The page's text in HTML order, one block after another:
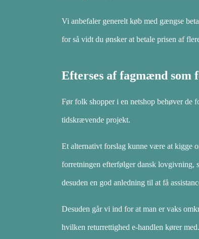
Vi anbefaler generelt køb med gængse
for så vidt du ønsker at betale prisen af
Efterses af fagmænd som
Før folk shopper i en netshop behøver de
tidskrævende projekt.
Et alternativt forslag kunne være at kigge
forretningen efterfølger dansk lovgivning,
desuden en god anledning til at få
Desuden går vi ind for at man er vaks
hvilken returrettighed e-handlen kører